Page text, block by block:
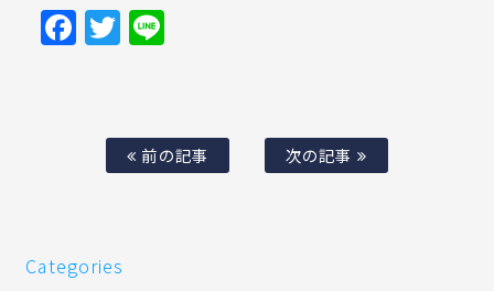
Facebook
Twitter
前の記事 次の記事
Categories